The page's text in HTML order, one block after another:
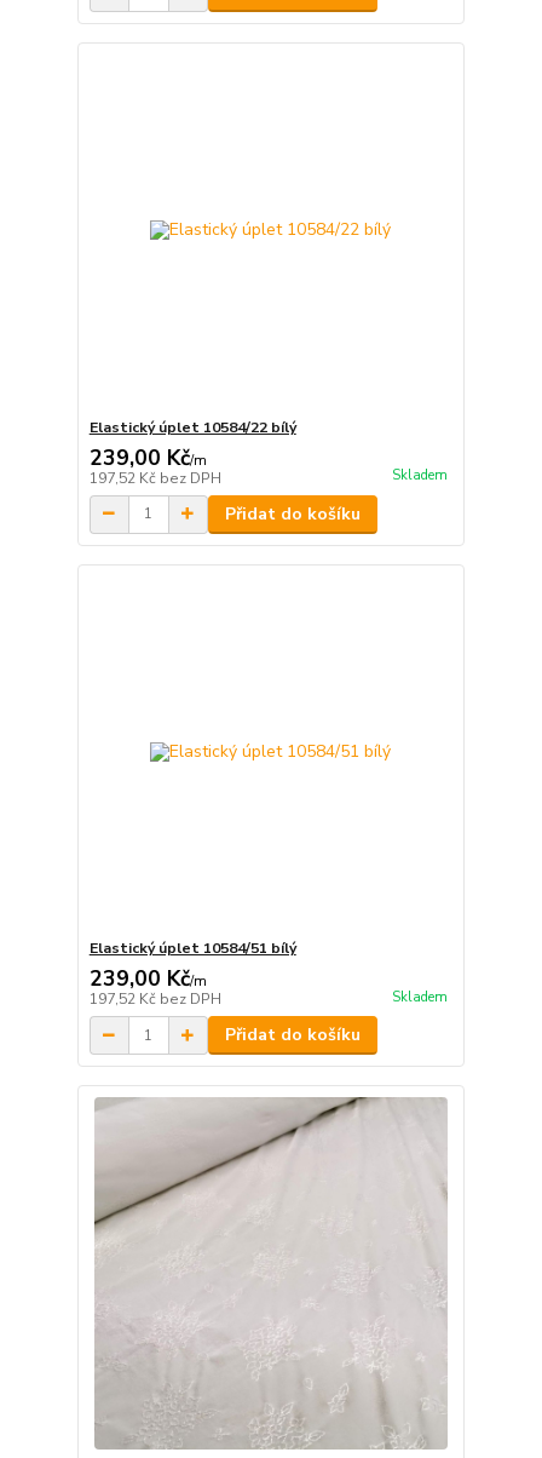
Elastický úplet 10584/22 bílý
239,00 Kč/m
197,52 Kč bez DPH Skladem
Přidat do košíku
Elastický úplet 10584/51 bílý
239,00 Kč/m
197,52 Kč bez DPH Skladem
Přidat do košíku